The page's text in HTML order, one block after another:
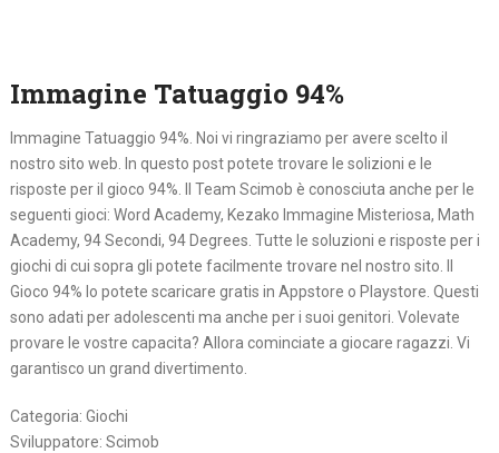
Immagine Tatuaggio 94%
Immagine Tatuaggio 94%. Noi vi ringraziamo per avere scelto il
nostro sito web. In questo post potete trovare le solizioni e le
risposte per il gioco 94%. Il Team Scimob è conosciuta anche per le
seguenti gioci: Word Academy, Kezako Immagine Misteriosa, Math
Academy, 94 Secondi, 94 Degrees. Tutte le soluzioni e risposte per i
giochi di cui sopra gli potete facilmente trovare nel nostro sito. Il
Gioco 94% lo potete scaricare gratis in Appstore o Playstore. Questi
sono adati per adolescenti ma anche per i suoi genitori. Volevate
provare le vostre capacita? Allora cominciate a giocare ragazzi. Vi
garantisco un grand divertimento.
Categoria: Giochi
Sviluppatore: Scimob